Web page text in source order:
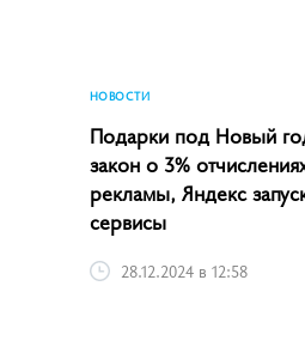
НОВОСТИ
Подарки под Новый
закон о 3%
рекламы, Яндекс
сервисы
28.12.2024 в 12:58